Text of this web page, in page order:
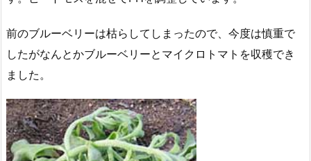
前のブルーベリーは枯らしてしまったので、今度は慎重で
したがなんとかブルーベリーとマイクロトマトを収穫でき
ました。